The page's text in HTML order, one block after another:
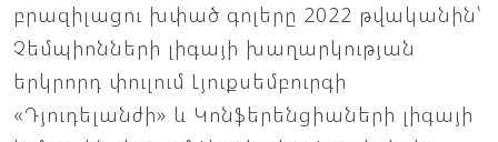
բրազիլացու խփած գոլերը 2022 թվականին՝
Չեմպիոնների լիգայի խաղարկության
երկրորդ փուլում Լյուքսեմբուրգի
«Դյուդելանժի» և Կոնֆերենցիաների լիգայի